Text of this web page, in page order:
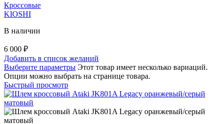
Кроссовые
KIOSHI
В наличии
6 000 ₽
Добавить в список желаний
Выберите параметры Этот товар имеет несколько вариаций.
Опции можно выбрать на странице товара.
Быстрый просмотр